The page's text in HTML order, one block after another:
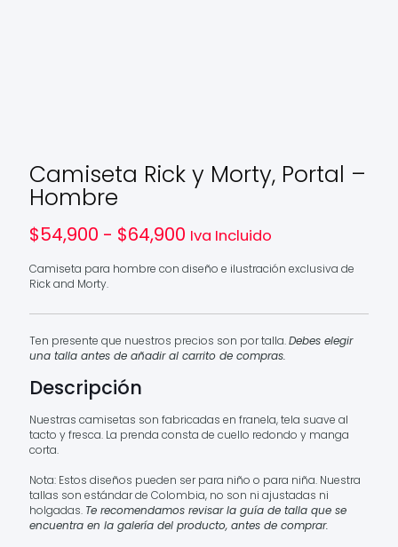
Camiseta Rick y Morty, Portal –
Hombre
$54,900 - $64,900 Rango
de
precios:
desde
hasta
Iva Incluido
Camiseta para hombre con diseño e ilustración exclusiva de
Rick and Morty.
Ten presente que nuestros precios son por talla.Debes elegir
una talla antes de añadir al carrito de compras.
Descripción
Nuestras camisetas son fabricadas en franela, tela suave al
tacto y fresca. La prenda consta de cuello redondo y manga
corta.
Nota: Estos diseños pueden ser para niño o para niña. Nuestra
tallas son estándar de Colombia, no son ni ajustadas ni
holgadas. Te recomendamos revisar la guía de talla que se
encuentra en la galería del producto, antes de comprar.